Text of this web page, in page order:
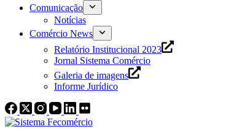
Comunicação
Notícias
Comércio News
Relatório Institucional 2023
Jornal Sistema Comércio
Galeria de imagens
Informe Jurídico